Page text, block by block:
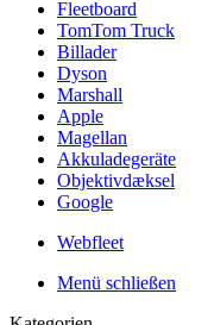
Fleetboard
TomTom Truck
Billader
Dyson
Marshall
Apple
Magellan
Akkuladegeräte
Objektivdæksel
Google
Webfleet
Menü schließen